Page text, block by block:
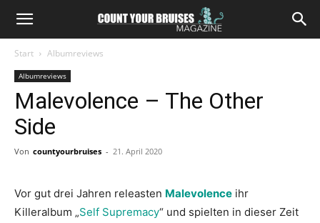
Start Albumreviews
Albumreviews
Malevolence – The Other
Side
Von countyourbruises - 21. April 2020
Vor gut drei Jahren releasten Malevolence ihr
Killeralbum „Self Supremacy“ und spielten in dieser Zeit